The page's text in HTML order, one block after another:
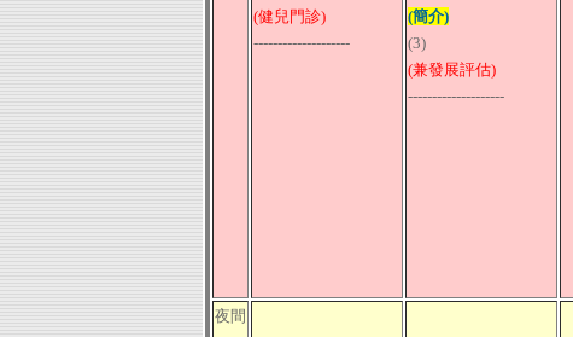
(健兒門診)
--------------------
(簡介)
(3)
(兼發展評估)
--------------------
夜間